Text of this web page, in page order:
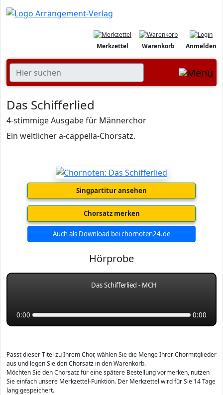
Anmelden
Warenkorb
Merkzettel
Das Schifferlied
4-stimmige Ausgabe für Männerchor
Ein weltlicher a-cappella-Chorsatz.
Singpartitur ansehen
Chorsatz merken
Auch als Download bei chornoten24.de
Hörprobe
Das Schifferlied - MCH
0:00 0:00
Passt dieser Titel zu Ihrem Chor, wählen Sie die Menge Ihrer Chormitglieder
aus und legen Sie den Chorsatz in den Warenkorb.
Möchten Sie den Chorsatz für eine spätere Bestellung vormerken, nutzen
Sie einfach unsere Merkzettel-Funktion. Der Merkzettel wird für Sie 14 Tage
lang gespeichert.